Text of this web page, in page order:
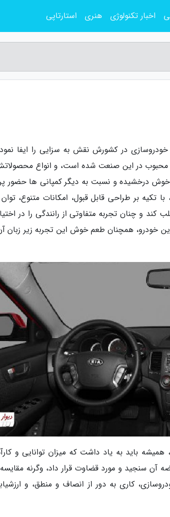
در کشورش نقش به سزایی را ایفا
محبوب در این صنعت شده است، و انواع
خوش درخشیده و نسبت به دیگر کمپانی ها حضور
تکیه بر طراحی قابل قبول، امکانات متنوع،
و چنان تجربه متفاوتی از رانندگی را در
خودرو، همچنان طعم خوش این تجربه زیر زبان
باید به یاد داشت که میزان توانایی و
آن سنجید و مورد قضاوت قرار داد، وگرنه
کاری به دور از انصاف و منطق، و
اخبار تکنولوژی هنری استارتاپی